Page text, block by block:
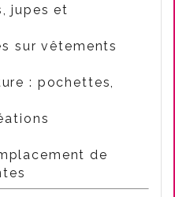
jupes et
sur vêtements
: pochettes,
de